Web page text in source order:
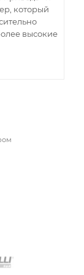
который
высокие